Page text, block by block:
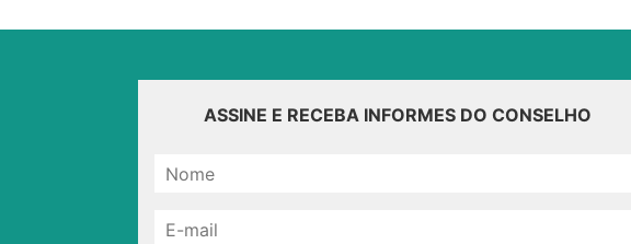
ASSINE E RECEBA INFORMES DO CONSELHO